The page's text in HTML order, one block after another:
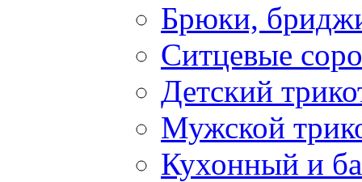
Брюки,
Ситцевые
Детский
Мужской
Кухонный и